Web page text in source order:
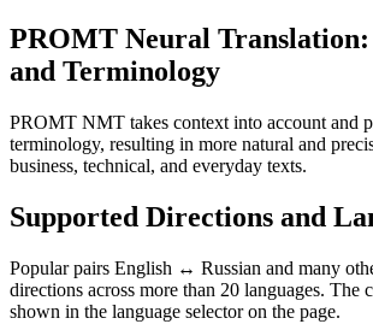
PROMT Neural
and Terminology
PROMT NMT takes context into account and
terminology, resulting in more natural and
business, technical, and everyday texts.
Supported Directions and
Popular pairs English ↔ Russian and many
directions across more than 20 languages. The
shown in the language selector on the page.